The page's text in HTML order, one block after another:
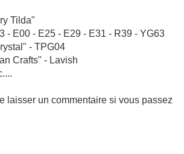
Tilda"
E00 - E25 - E29 - E31 - R39 - YG63
- TPG04
Crafts" - Lavish
laisser un commentaire si vous passez